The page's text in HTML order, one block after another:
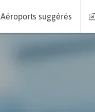
Aéroports suggérés